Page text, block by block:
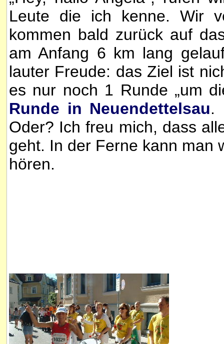
Leute die ich kenne. Wir
kommen bald zurück auf
am Anfang 6 km lang
lauter Freude: das Ziel ist
es nur noch 1 Runde „um
Runde in Neuendettelsau.
Oder? Ich freu mich, dass
geht. In der Ferne kann man
hören.